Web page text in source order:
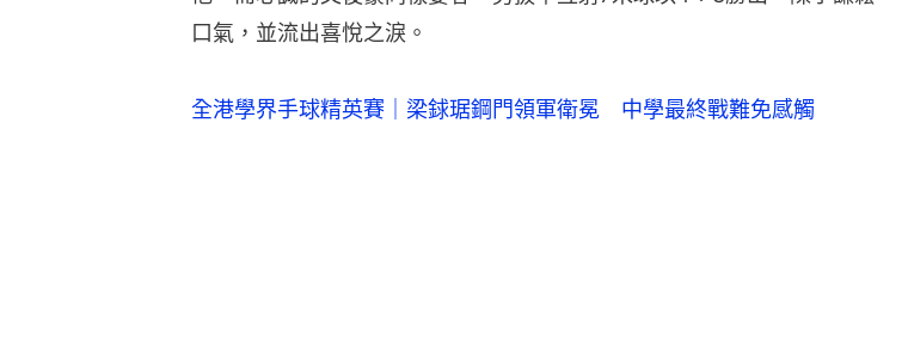
口氣，並流出喜悅之淚。
全港學界手球精英賽｜梁銶琚鋼門領軍衛冕　中學最終戰難免感觸